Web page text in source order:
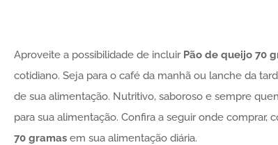
Aproveite a possibilidade de incluir Pão de queijo 70
cotidiano. Seja para o café da manhã ou lanche da
de sua alimentação. Nutritivo, saboroso e sempre
para sua alimentação. Confira a seguir onde comprar,
70 gramasem sua alimentação diária.